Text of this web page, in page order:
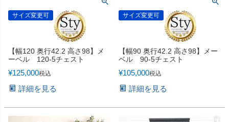
サイズ変更可
【幅120 奥行42.2 高さ98】メ
ーベル 120-5チェスト
¥125,000税込
詳細を見る
サイズ変更可
【幅90 奥行42.2 高さ98】メー
ベル 90-5チェスト
¥105,000税込
詳細を見る